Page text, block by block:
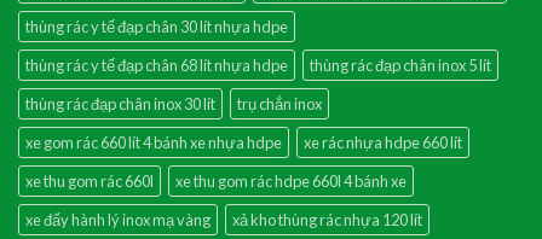
thùng rác y tế đạp chân 30 lít nhựa hdpe
thùng rác y tế đạp chân 68 lít nhựa hdpe
thùng rác đạp chân inox 5 lít
thùng rác đạp chân inox 30 lít
trụ chắn inox
xe gom rác 660 lít 4 bánh xe nhựa hdpe
xe rác nhựa hdpe 660 lít
xe thu gom rác 660l
xe thu gom rác hdpe 660l 4 bánh xe
xe đẩy hành lý inox mạ vàng
xả kho thùng rác nhựa 120 lít